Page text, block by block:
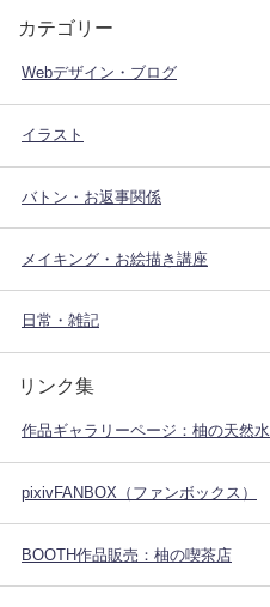
カテゴリー
Webデザイン・ブログ
イラスト
バトン・お返事関係
メイキング・お絵描き講座
日常・雑記
リンク集
作品ギャラリーページ：柚の天然水
pixivFANBOX（ファンボックス）
BOOTH作品販売：柚の喫茶店